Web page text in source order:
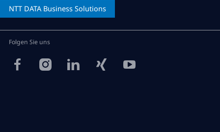
NTT DATABusiness Solutions
Folgen Sie uns